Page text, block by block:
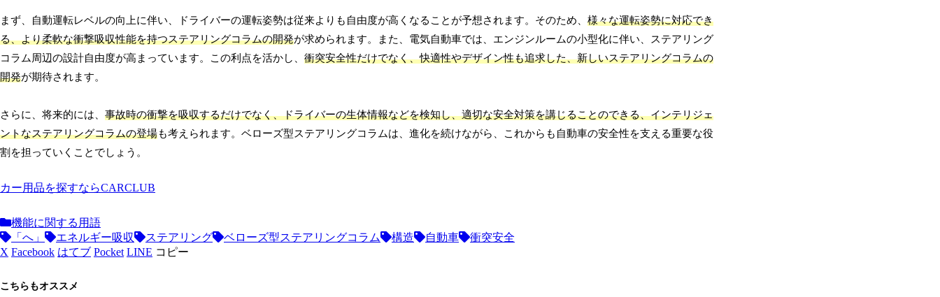
まず、自動運転レベルの向上に伴い、ドライバーの運転姿勢は従来よりも自由度が高くなることが予想されます。そのため、 様々な運転姿勢に対応でき
る、より柔軟な衝撃吸収性能を持つステアリングコラムの開発が求められます。また、電気自動車では、エンジンルームの小型化に伴い、ステアリング
コラム周辺の設計自由度が高まっています。この利点を活かし、 衝突安全性だけでなく、快適性やデザイン性も追求した、新しいステアリングコラムの
開発が期待されます。
さらに、将来的には、 事故時の衝撃を吸収するだけでなく、ドライバーの生体情報などを検知し、適切な安全対策を講じることのできる、インテリジェ
ントなステアリングコラムの登場も考えられます。ベローズ型ステアリングコラムは、進化を続けながら、これからも自動車の安全性を支える重要な役
割を担っていくことでしょう。
カー用品を探すならCARCLUB
機能に関する用語
「へ」
エネルギー吸収 ステアリング ベローズ型ステアリングコラム 構造 自動車
衝突安全
X Facebook はてブ Pocket LINE コピー
こちらもオススメ